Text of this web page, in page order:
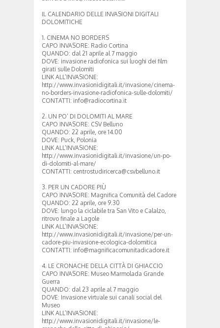
IL CALENDARIO DELLE INVASIONI DIGITALI
DOLOMITICHE
1. CINEMA NO BORDERS
CAPO INVASORE: Radio Cortina
QUANDO: dal 21 aprile al 7 maggio
DOVE: invasione radiofonica sui luoghi dei film
girati sulle Dolomiti
LINK ALL’INVASIONE:
http://www.invasionidigitali.it/invasione/cinema-
no-borders-invasione-radiofonica-sulle-dolomiti/
CONTATTI: info@radiocortina.it
2. UN PO’ DI DOLOMITI AL MARE
CAPO INVASORE: CSV Belluno
QUANDO: 22 aprile, ore 14.00
DOVE: Puck, Polonia
LINK ALL’INVASIONE:
http://www.invasionidigitali.it/invasione/un-po-
di-dolomiti-al-mare/
CONTATTI: centrostudiricerca@csvbelluno.it
3. PER UN CADORE PIÙ
CAPO INVASORE: Magnifica Comunità del Cadore
QUANDO: 22 aprile, ore 9.30
DOVE: lungo la ciclabile tra San Vito e Calalzo,
ritrovo finale a Lagole
LINK ALL’INVASIONE:
http://www.invasionidigitali.it/invasione/per-un-
cadore-piu-invasione-ecologica-dolomitica
CONTATTI: info@magnificacomunitadicadore.it
4. LE CRONACHE DELLA CITTÀ DI GHIACCIO
CAPO INVASORE: Museo Marmolada Grande
Guerra
QUANDO: dal 23 aprile al 7 maggio
DOVE: Invasione virtuale sui canali social del
Museo
LINK ALL’INVASIONE:
http://www.invasionidigitali.it/invasione/le-